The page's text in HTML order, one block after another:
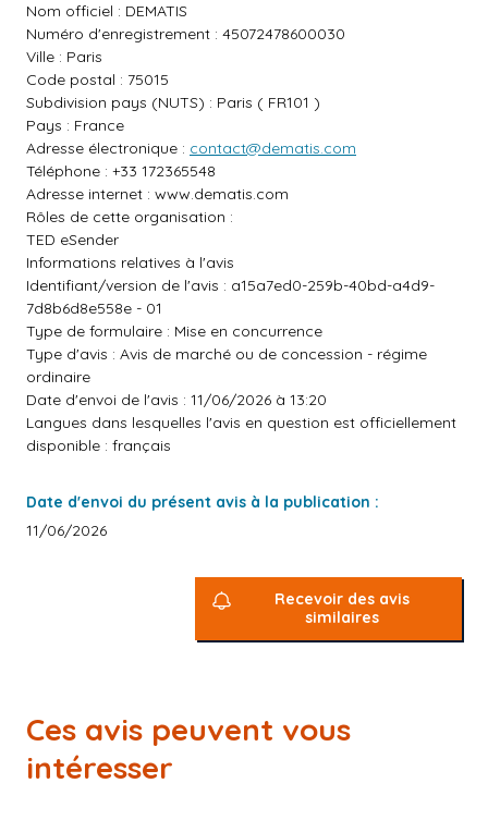
Nom officiel : DEMATIS
Numéro d'enregistrement : 45072478600030
Ville : Paris
Code postal : 75015
Subdivision pays (NUTS) : Paris ( FR101 )
Pays : France
Adresse électronique : contact@dematis.com
Téléphone : +33 172365548
Adresse internet : www.dematis.com
Rôles de cette organisation :
TED eSender
Informations relatives à l'avis
Identifiant/version de l'avis : a15a7ed0-259b-40bd-a4d9-
7d8b6d8e558e - 01
Type de formulaire : Mise en concurrence
Type d'avis : Avis de marché ou de concession - régime
ordinaire
Date d'envoi de l'avis : 11/06/2026 à 13:20
Langues dans lesquelles l'avis en question est officiellement
disponible : français
Date d'envoi du présent avis à la publication :
11/06/2026
Recevoir des avis
similaires
Ces avis peuvent vous
intéresser